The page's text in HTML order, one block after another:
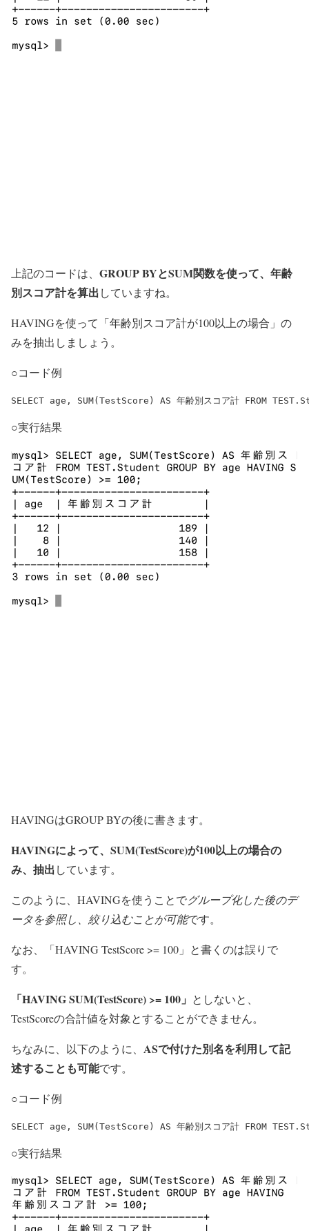
上記のコードは、 GROUP BYとSUM関数を使って、年齢
別スコア計を算出していますね。
HAVINGを使って「年齢別スコア計が100以上の場合」の
みを抽出しましょう。
○コード例
SELECT age, SUM(TestScore) AS 年齢別スコア計 FROM
○実行結果
HAVINGはGROUP BYの後に書きます。
HAVINGによって、SUM(TestScore)が100以上の場合の
み、抽出しています。
このように、HAVINGを使うことでグループ化した後のデ
ータを参照し、絞り込むことが可能です。
なお、「HAVING TestScore >= 100」と書くのは誤りで
す。
「HAVING SUM(TestScore) >= 100」 としないと、
TestScoreの合計値を対象とすることができません。
ちなみに、以下のように、 ASで付けた別名を利用して記
述することも可能です。
○コード例
SELECT age, SUM(TestScore) AS 年齢別スコア計 FROM
○実行結果